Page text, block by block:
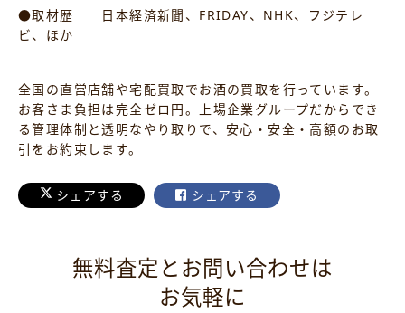
●取材歴 日本経済新聞、FRIDAY、NHK、フジテレ
ビ、ほか
全国の直営店舗や宅配買取でお酒の買取を行っています。
お客さま負担は完全ゼロ円。上場企業グループだからでき
る管理体制と透明なやり取りで、安心・安全・高額のお取
引をお約束します。
シェアする シェアする
無料査定とお問い合わせは
お気軽に